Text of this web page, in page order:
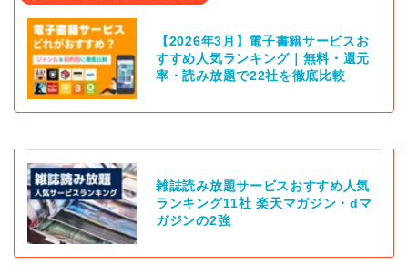
【2026年3月】電子書籍サービスお
すすめ人気ランキング｜無料・還元
率・読み放題で22社を徹底比較
雑誌読み放題サービスおすすめ人気
ランキング11社 楽天マガジン・dマ
ガジンの2強